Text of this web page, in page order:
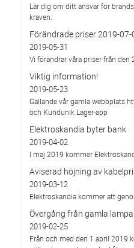
Lär dig om ditt ansvar för
kraven.
Förändrade priser 2019-07-
2019-05-31
Vi förändrar våra priser från den
Viktig information!
2019-05-23
Gällande vår gamla webbplats
och Kundunik Lager-app
Elektroskandia byter bank
2019-04-02
I maj 2019 kommer
Aviserad höjning av
2019-03-12
Elektroskandia kommer att
Övergång från gamla
2019-02-25
Från och med den 1 april 2019